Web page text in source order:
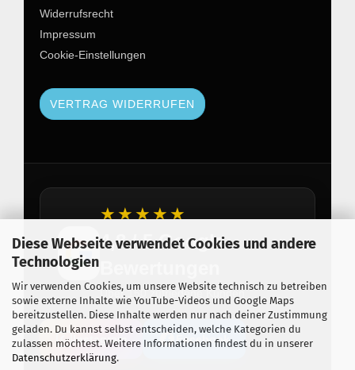
Diese Webseite verwendet Cookies und andere
Technologien
Wir verwenden Cookies, um unsere Website technisch zu betreiben
sowie externe Inhalte wie YouTube-Videos und Google Maps
bereitzustellen. Diese Inhalte werden nur nach deiner Zustimmung
geladen. Du kannst selbst entscheiden, welche Kategorien du
zulassen möchtest. Weitere Informationen findest du in unserer
Datenschutzerklärung.
Widerrufsrecht
Impressum
Cookie-Einstellungen
VERTRAG WIDERRUFEN
★★★★★
4,8 / 5 Google
Über 150 zufriedene Kunden
Instagram Facebook